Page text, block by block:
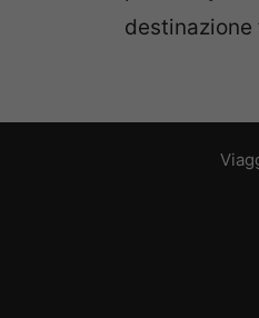
destinazione